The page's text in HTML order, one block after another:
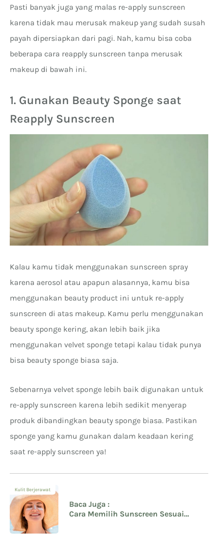
Pasti banyak juga yang malas re-apply sunscreen
karena tidak mau merusak makeup yang sudah susah
payah dipersiapkan dari pagi. Nah, kamu bisa coba
beberapa cara reapply sunscreen tanpa merusak
makeup di bawah ini.
1. Gunakan Beauty Sponge saat
Reapply Sunscreen
Kalau kamu tidak menggunakan sunscreen spray
karena aerosol atau apapun alasannya, kamu bisa
menggunakan beauty product ini untuk re-apply
sunscreen di atas makeup. Kamu perlu menggunakan
beauty sponge kering, akan lebih baik jika
menggunakan velvet sponge tetapi kalau tidak punya
bisa beauty sponge biasa saja.
Sebenarnya velvet sponge lebih baik digunakan untuk
re-apply sunscreen karena lebih sedikit menyerap
produk dibandingkan beauty sponge biasa. Pastikan
sponge yang kamu gunakan dalam keadaan kering
saat re-apply sunscreen ya!
Kulit Berjerawat
Baca Juga :
Cara Memilih Sunscreen Sesuai